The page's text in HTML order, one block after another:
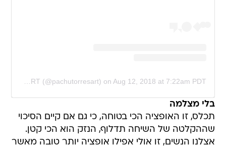
A post shared by Pachu M. Torres ART (@pachutorresart) on Aug 12, 2018 at 7:22am PDT
בלי מצלמה
תכלס, זו האופציה הכי בטוחה, כי גם אם קיים הסיכוי
שההקלטה של השיחה תדלוף, הנזק הוא הכי קטן.
אצלנו הנשים, זו אולי אפילו אופציה יותר טובה מאשר